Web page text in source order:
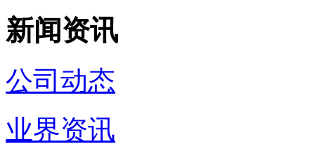
新闻资讯
公司动态
业界资讯